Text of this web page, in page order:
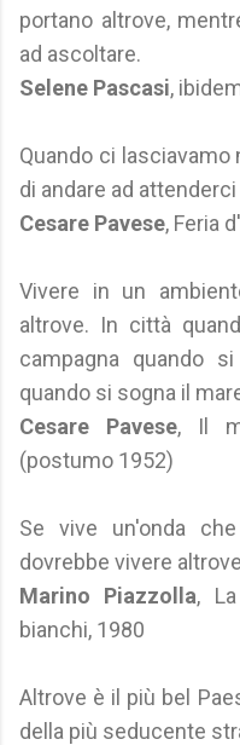
portano altrove,
ad ascoltare.
Selene Pascasi,
Quando ci lasciavamo
di andare ad
Cesare Pavese, Feria
Vivere in un
altrove. In città
campagna quando
quando si sogna il
Cesare Pavese, Il
(postumo 1952)
Se vive un'onda
dovrebbe vivere
Marino Piazzolla,
bianchi, 1980
Altrove è il più bel
della più seducente